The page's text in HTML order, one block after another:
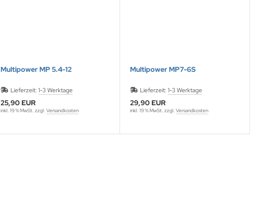
Multipower MP 5.4-12
Lieferzeit: 1-3 Werktage
25,90 EUR
inkl. 19 % MwSt. zzgl. Versandkosten
Multipower MP7-6S
Lieferzeit:1-3 Werktage
29,90 EUR
inkl. 19 % MwSt. zzgl.Versandkosten